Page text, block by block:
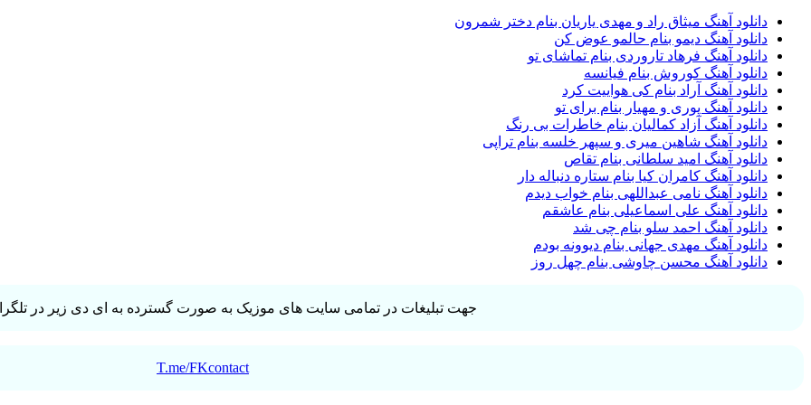
دانلود آهنگ میثاق راد و مهدی یاریان بنام دختر شمرون
دانلود آهنگ دیمو بنام حالمو عوض کن
دانلود آهنگ فرهاد تاروردی بنام تماشای تو
دانلود آهنگ کوروش بنام فیانسه
دانلود آهنگ آراد بنام کی هواییت کرد
دانلود آهنگ پوری و مهیار بنام برای تو
دانلود آهنگ آزاد کمالیان بنام خاطرات بی رنگ
دانلود آهنگ شاهین میری و سپهر خلسه بنام تراپی
دانلود آهنگ امید سلطانی بنام تقاص
دانلود آهنگ کامران کیا بنام ستاره دنباله دار
دانلود آهنگ نامی عبداللهی بنام خواب دیدم
دانلود آهنگ علی اسماعیلی بنام عاشقم
دانلود آهنگ احمد سلو بنام چی شد
دانلود آهنگ مهدی جهانی بنام دیوونه بودم
دانلود آهنگ محسن چاوشی بنام چهل روز
جهت تبلیغات در تمامی سایت های موزیک به صورت گسترده به ای دی زیر در
T.me/FKcontact